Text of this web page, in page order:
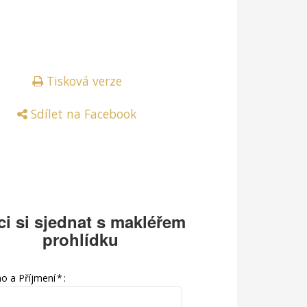
Tisková verze
Sdílet na Facebook
si sjednat s makléřem
prohlídku
a Příjmení*: